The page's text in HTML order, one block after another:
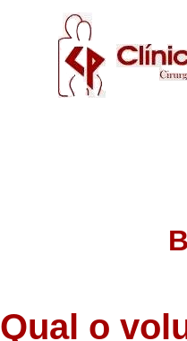
Qual o